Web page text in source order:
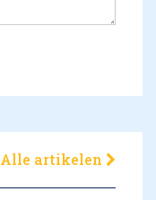
Alle artikelen